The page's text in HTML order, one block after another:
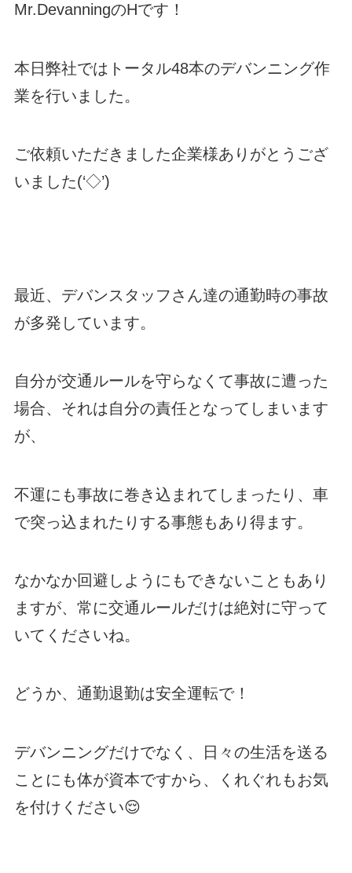
Mr.DevanningのHです！
本日弊社ではトータル48本のデバンニング作
業を行いました。
ご依頼いただきました企業様ありがとうござ
いました(‘◇’)ゞ
最近、デバンスタッフさん達の通勤時の事故
が多発しています。
自分が交通ルールを守らなくて事故に遭った
場合、それは自分の責任となってしまいます
が、
不運にも事故に巻き込まれてしまったり、車
で突っ込まれたりする事態もあり得ます。
なかなか回避しようにもできないこともあり
ますが、常に交通ルールだけは絶対に守って
いてくださいね。
どうか、通勤退勤は安全運転で！
デバンニングだけでなく、日々の生活を送る
ことにも体が資本ですから、くれぐれもお気
を付けください😌